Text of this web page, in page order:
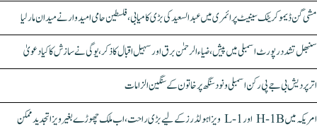
مشی گن ڈیموکریٹک سینیٹ پرائمری میں عبدالسعید کی بڑی کامیابی، فلسطین حامی امیدوار نے میدان مار لیا
سنبھل تشدد رپورٹ اسمبلی میں پیش، ضیاء الرحمٰن برق اور سہیل اقبال کا ذکر، یوگی نے سازش کا کیا دعویٰ
اتر پردیش بی جے پی رکن اسمبلی ونود سنگھ پر خاتون کے سنگین الزامات
امریکہ میں H-1B اور L-1 ویزا ہولڈرز کے لیے بڑی راحت، اب ملک چھوڑے بغیر ویزا تجدید ممکن